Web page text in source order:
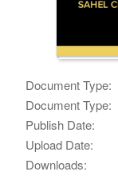
Document Type:
Document Type:
Publish Date:
Upload Date:
Downloads: